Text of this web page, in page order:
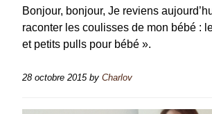
Bonjour, bonjour, Je reviens
raconter les coulisses de mon bébé :
et petits pulls pour bébé ».
28 octobre 2015by Charlov